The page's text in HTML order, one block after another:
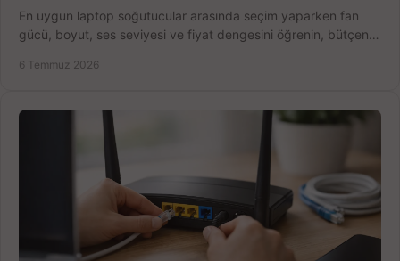
En uygun laptop soğutucular arasında seçim yaparken fan
gücü, boyut, ses seviyesi ve fiyat dengesini öğrenin, bütçenizi
6 Temmuz 2026